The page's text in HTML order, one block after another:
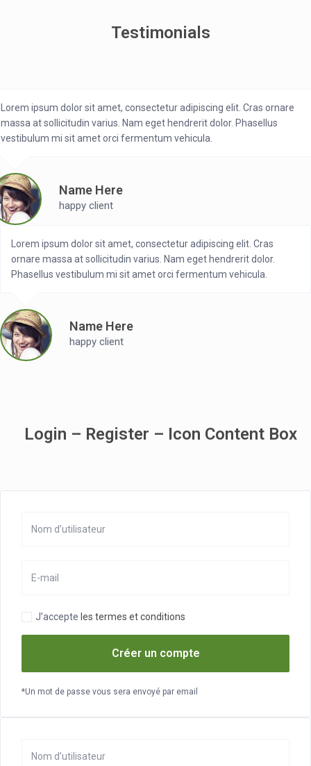
Testimonials
Lorem ipsum dolor sit amet, consectetur adipiscing elit. Cras ornare
massa at sollicitudin varius. Nam eget hendrerit dolor. Phasellus
vestibulum mi sit amet orci fermentum vehicula.
Name Here
happy client
Lorem ipsum dolor sit amet, consectetur adipiscing elit. Cras
ornare massa at sollicitudin varius. Nam eget hendrerit dolor.
Phasellus vestibulum mi sit amet orci fermentum vehicula.
Name Here
happy client
Login – Register – Icon Content Box
J’accepte les termes et conditions
Créer un compte
*Un mot de passe vous sera envoyé par email